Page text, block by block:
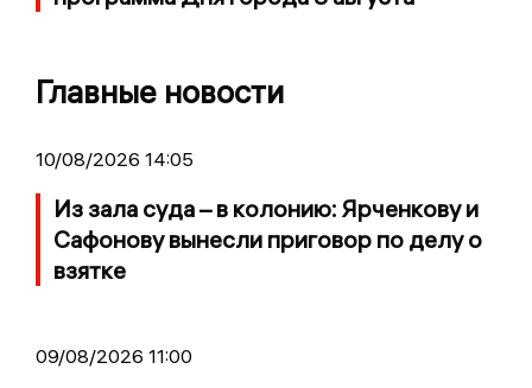
Главные новости
10/08/2026 14:05
Из зала суда – в колонию: Ярченкову и
Сафонову вынесли приговор по делу о
взятке
09/08/2026 11:00